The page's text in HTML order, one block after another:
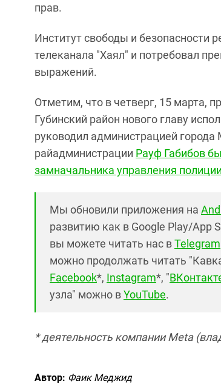
прав.
Институт свободы и безопасности
телеканала "Хаял" и потребовал
выражений.
Отметим, что в четверг, 15 марта,
Губинский район нового главу
руководил администрацией
райадминистрации Рауф Габибов
замначальника управления
Мы обновили приложения на
развитию как в Google Play/App
вы можете читать нас вTelegram
можно продолжать читать
Facebook*, Instagram*, "
узла" можно вYouTube.
* деятельность компании Meta
Автор: Фаик Меджид